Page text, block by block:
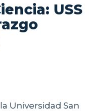
USS
Universidad San